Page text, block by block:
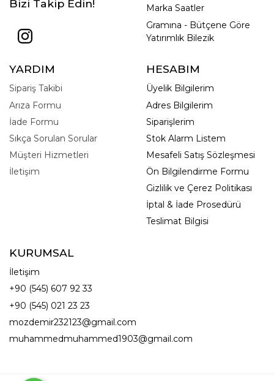
Bizi Takip Edin!
Marka Saatler
Gramına - Bütçene Göre
Yatırımlık Bilezik
YARDIM
Sipariş Takibi
Arıza Formu
İade Formu
Sıkça Sorulan Sorular
Müşteri Hizmetleri
İletişim
HESABIM
Üyelik Bilgilerim
Adres Bilgilerim
Siparişlerim
Stok Alarm Listem
Mesafeli Satış Sözleşmesi
Ön Bilgilendirme Formu
Gizlilik ve Çerez Politikası
İptal & İade Prosedürü
Teslimat Bilgisi
KURUMSAL
İletişim
+90 (545) 607 92 33
+90 (545) 021 23 23
mozdemir232123@gmail.com
muhammedmuhammed1903@gmail.com